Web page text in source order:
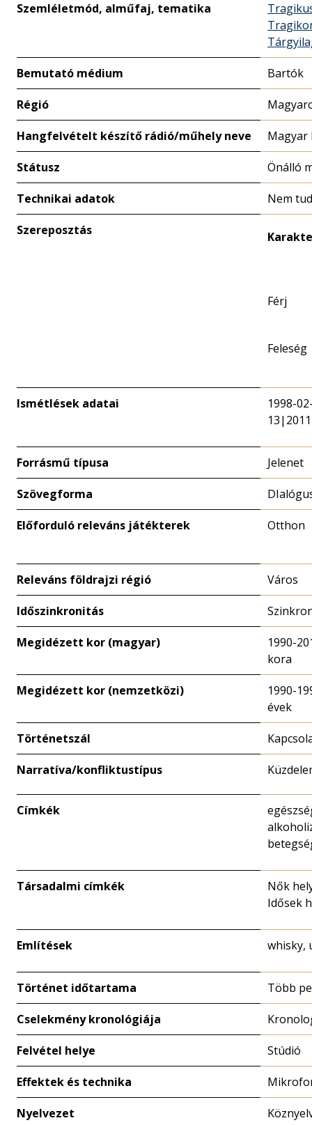
Szemléletmód, alműfaj, tematika
Bemutató médium Bartók
Régió
Hangfelvételt készítő rádió/műhely neve Magyar
Státusz Önálló
Technikai adatok Nem
Szereposztás
Férj
Feleség
Ismétlések adatai
1998-
Forrásmű típusa Jelenet
Szövegforma
Előforduló releváns játékterek Otthon
Releváns földrajzi régió Város
Időszinkronitás
Megidézett kor (magyar)
1990-
kora
Megidézett kor (nemzetközi)
1990-
évek
Történetszál
Narratíva/konfliktustípus
Címkék
Társadalmi címkék
Nők
Idősek
Említések whisky,
Történet időtartama Több
Cselekmény kronológiája
Felvétel helye Stúdió
Effektek és technika
Nyelvezet